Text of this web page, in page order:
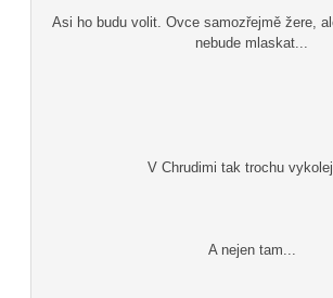
Asi ho budu volit. Ovce samozřejmě žere,
nebude mlaskat...
V Chrudimi tak trochu
A nejen tam...